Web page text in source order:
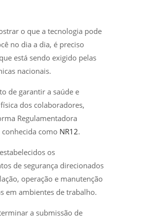
o que a tecnologia pode
no dia a dia, é preciso
está sendo exigido pelas
nacionais.
de garantir a saúde e
dos colaboradores,
Regulamentadora
como NR12.
os
de segurança direcionados
operação e manutenção
em ambientes de trabalho.
a submissão de